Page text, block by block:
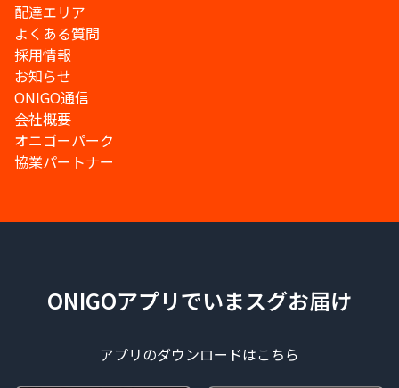
配達エリア
よくある質問
採用情報
お知らせ
ONIGO通信
会社概要
オニゴーパーク
協業パートナー
ONIGOアプリでいまスグお届け
アプリのダウンロードはこちら